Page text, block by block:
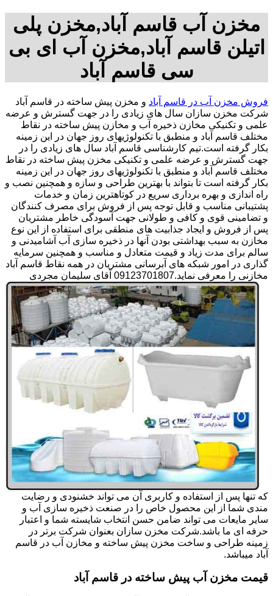
مخزن آب قاسم آباد,مخزن پلی
اتیلن قاسم آباد,مخزن آب ای بی
سی قاسم آباد
فروش مخزن آب در قاسم آباد و مخزن پیش ساخته در قاسم آباد
شرکت مخزن سازان سال های زیادی را در جهت گسترش و عرضه
علمی و تکنیکی مخازن ذخیره آب و مخازن پیش ساخته در نقاط
مختلف قاسم آباد و منطبق با تکنولوژیهای روز جهان در این زمینه
بکار گرفته است.تیم کارشناسی قاسم آباد سال های زیادی را در
جهت گسترش و عرضه علمی و تکنیکی مخزن پیش ساخته در نقاط
مختلف قاسم آباد و منطبق با تکنولوژیهای روز جهان در این زمینه
بکار گرفته است تا بتواند با بهترین طراحی و سازه و همچنین نصب و
راه اندازی و بهره برداری سریع در کوتاهترین زمان و خدمات
پشتیبانی مناسب و قابل توجه پس از فروش برای مصرف کنندگان
و تضامینی قوی و کافی و طولانی جهت آسودگی خاطر مشتریان
پس از فروش و ایجاد جذابیت های منطقی برای استفاده از این نوع
مخازن به سبب بهداشتی بودن آنها در ذخیره سازی آب آشامیدنی و
سالم برای مدت زیاد و قیمت متعادل و مناسب و همچنین سرمایه
گذاری در امور شبکه های آبرسانی مشتریان در همه نقاط قاسم آباد
مخازنی را معرفی نماید.09123701807 آقای سلیمان مجردی
که تنها پس از استفاده و کاربری آن می تواند خشنودی و رضایت
مندی شما از این محصول خاص را در صنعت ذخیره سازی آب و
سایر مایعات می تواند ضامن حسن انتخاب شایسته شما و اعتبار
حرفه ای ما باشد.شرکت مخزن سازان بعنوان شرکت برتر در
زمینه طراحی و ساخت مخزن پیش ساخته و مخازن آب در قاسم
آباد میباشد.
قیمت مخزن آب پیش ساخته در قاسم آباد